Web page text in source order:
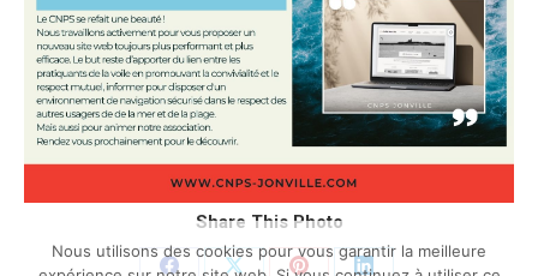
Share This Photo
Nous utilisons des cookies pour vous garantir la meilleure